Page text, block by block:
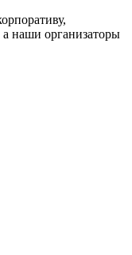
а наши организаторы